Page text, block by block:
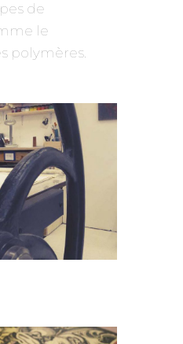
de
le
polymères.